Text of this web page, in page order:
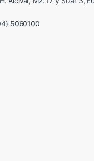
5060100